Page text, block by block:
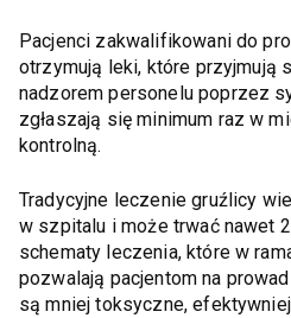
Pacjenci zakwalifikowani do
otrzymują leki, które przyjmują
nadzorem personelu poprzez
zgłaszają się minimum raz w
kontrolną.
Tradycyjne leczenie gruźlicy
w szpitalu i może trwać nawet
schematy leczenia, które w
pozwalają pacjentom na
są mniej toksyczne,